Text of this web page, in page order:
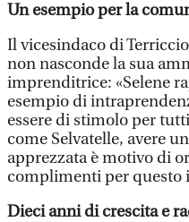
Un esempio per la
Il vicesindaco di
non nasconde la sua
imprenditrice: «Selene
esempio di
essere di stimolo per
come Selvatelle, avere
apprezzata è motivo di
complimenti per questo
Dieci anni di crescita e